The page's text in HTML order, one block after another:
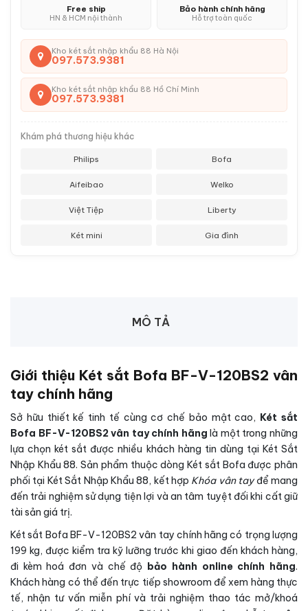
Free ship
HN & HCM nội thành
Bảo hành chính hãng
Hỗ trợ toàn quốc
Kho két sắt nhập khẩu 88 Hà Nội
097.573.9381
Kho két sắt nhập khẩu 88 Hồ Chí Minh
097.573.9381
Khám phá thương hiệu khác
Philips Bofa
Aifeibao Welko
Việt Tiệp Liberty
Két mini Gia đình
MÔ TẢ
Giới thiệu Két sắt Bofa BF-V-120BS2 vân
tay chính hãng
Sở hữu thiết kế tinh tế cùng cơ chế bảo mật cao, Két sắt
Bofa BF-V-120BS2 vân tay chính hãng là một trong những
lựa chọn két sắt được nhiều khách hàng tin dùng tại Két Sắt
Nhập Khẩu 88. Sản phẩm thuộc dòng Két sắt Bofa được phân
phối tại Két Sắt Nhập Khẩu 88, kết hợp Khóa vân tayđể mang
đến trải nghiệm sử dụng tiện lợi và an tâm tuyệt đối khi cất giữ
tài sản giá trị.
Két sắt Bofa BF-V-120BS2 vân tay chính hãng có trọng lượng
199 kg, được kiểm tra kỹ lưỡng trước khi giao đến khách hàng,
đi kèm hoá đơn và chế độ bảo hành online chính hãng.
Khách hàng có thể đến trực tiếp showroom để xem hàng thực
tế, nhận tư vấn miễn phí và trải nghiệm thao tác mở/khoá